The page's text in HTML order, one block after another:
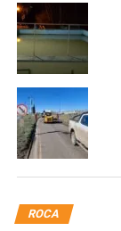
ROCA